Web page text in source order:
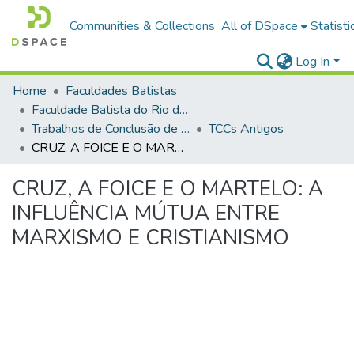
Communities & Collections All of DSpace
Log In
Home
Faculdades Batistas
Faculdade Batista do Rio de Janeiro (FABAT-RJ)
Trabalhos de Conclusão de Curso (TCC)
TCCs Antigos
CRUZ, A FOICE E O MARTELO: A INFLUÊNCIA MÚTUA ENTRE MARXISMO E CRISTIANISMO
CRUZ, A FOICE E O MARTELO: A
INFLUÊNCIA MÚTUA ENTRE
MARXISMO E CRISTIANISMO